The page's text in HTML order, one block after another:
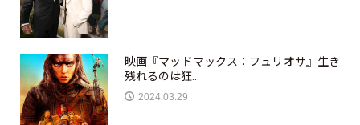
映画『マッドマックス：フュリオサ』生き
残れるのは狂...
2024.03.29